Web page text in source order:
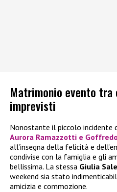
Matrimonio evento tra
imprevisti
Nonostante il piccolo incidente
Aurora Ramazzotti e
all’insegna della felicità e
condivise con la famiglia e gli
bellissima. La stessa Giulia
weekend sia stato
amicizia e commozione.